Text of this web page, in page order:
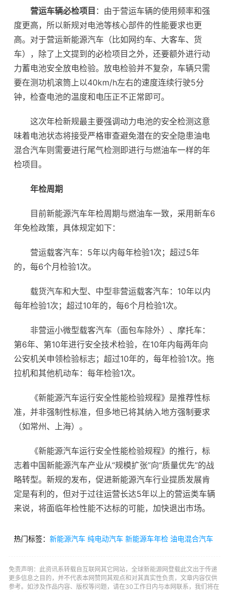
营运车辆必检项目 ：由于营运车辆的使用频率和强
度更高，所以新规对电池等核心部件的性能要求也更
高。对于营运新能源汽车（比如网约车、大客车、货
车），除了上文提到的必检项目之外，还要额外进行动
力蓄电池安全放电检验。放电检验并不复杂，车辆只需
要在测功机滚筒上以40km/h左右的速度连续行驶5分
钟，检查电池的温度和电压正不正常即可。
这次年检新规最主要强调动力电池的安全检测这意
味着电池状态将接受严格审查避免潜在的安全隐患油电
混合汽车则需要进行尾气检测即进行与燃油车一样的年
检项目。
年检周期
目前新能源汽车年检周期与燃油车一致，采用新车6
年免检政策，具体规定如下：
营运载客汽车：5年以内每年检验1次；超过5年
的，每6个月检验1次。
载货汽车和大型、中型非营运载客汽车：10年以内
每年检验1次；超过10年的，每6个月检验1次。
非营运小微型载客汽车（面包车除外）、摩托车：
第6年、第10年进行安全技术检验，在10年内每两年向
公安机关申领检验标志；超过10年的，每年检验1次。拖
拉机和其他机动车：每年检验1次。
《新能源汽车运行安全性能检验规程》是推荐性标
准，并非强制性标准，但多地已将其纳入地方强制要求
（如常州、上海）。
《新能源汽车运行安全性能检验规程》的推行，标
志着中国新能源汽车产业从“规模扩张”向“质量优先”的战
略转型。新规的发布，促进新能源汽车行业提质发展肯
定是有利的，但对于过往运营长达5年以上的营运类车辆
来说，将面临年检性能不达标的可能，加快退出市场。
热门标签： 新能源汽车 纯电动汽车 新能源车年检 油电混合汽车
免责声明：此资讯系转载自互联网其它网站，全球新能源网登载此文出于传递
更多信息之目的，并不代表本网赞同其观点和对其真实性负责，文章内容仅供
参考。如涉及作品内容、版权等问题，请在30工作日内与本网联系，我们将在